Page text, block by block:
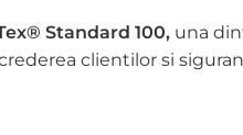
Standard 100, una
clientilor si